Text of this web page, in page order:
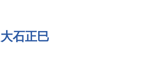
大石正巳